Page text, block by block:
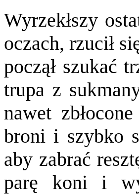
Wyrzekłszy
oczach, rzucił
począł szukać
trupa z
nawet
broni i szybko
aby zabrać
parę koni i